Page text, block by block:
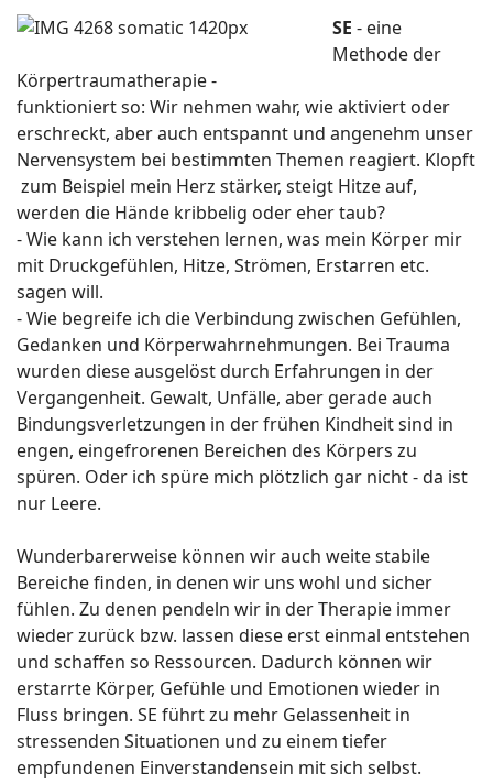
SE - eine
Methode der
Körpertraumatherapie -
funktioniert so: Wir nehmen wahr, wie aktiviert oder
erschreckt, aber auch entspannt und angenehm unser
Nervensystem bei bestimmten Themen reagiert. Klopft
zum Beispiel mein Herz stärker, steigt Hitze auf,
werden die Hände kribbelig oder eher taub?
- Wie kann ich verstehen lernen, was mein Körper mir
mit Druckgefühlen, Hitze, Strömen, Erstarren etc.
sagen will.
- Wie begreife ich die Verbindung zwischen Gefühlen,
Gedanken und Körperwahrnehmungen. Bei Trauma
wurden diese ausgelöst durch Erfahrungen in der
Vergangenheit. Gewalt, Unfälle, aber gerade auch
Bindungsverletzungen in der frühen Kindheit sind in
engen, eingefrorenen Bereichen des Körpers zu
spüren. Oder ich spüre mich plötzlich gar nicht - da ist
nur Leere.
Wunderbarerweise können wir auch weite stabile
Bereiche finden, in denen wir uns wohl und sicher
fühlen. Zu denen pendeln wir in der Therapie immer
wieder zurück bzw. lassen diese erst einmal entstehen
und schaffen so Ressourcen. Dadurch können wir
erstarrte Körper, Gefühle und Emotionen wieder in
Fluss bringen. SE führt zu mehr Gelassenheit in
stressenden Situationen und zu einem tiefer
empfundenen Einverstandensein mit sich selbst.